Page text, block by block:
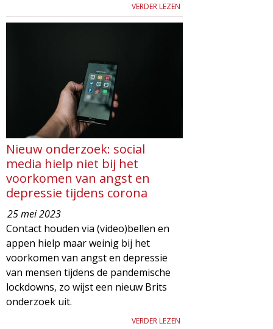
VERDER LEZEN
Nieuw onderzoek: social
media hielp niet bij het
voorkomen van angst en
depressie tijdens corona
25 mei 2023
Contact houden via (video)bellen en
appen hielp maar weinig bij het
voorkomen van angst en depressie
van mensen tijdens de pandemische
lockdowns, zo wijst een nieuw Brits
onderzoek uit.
VERDER LEZEN